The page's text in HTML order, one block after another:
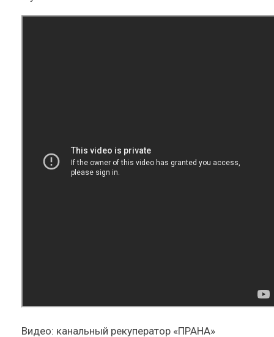
Видео: канальный рекуператор «ПРАНА»